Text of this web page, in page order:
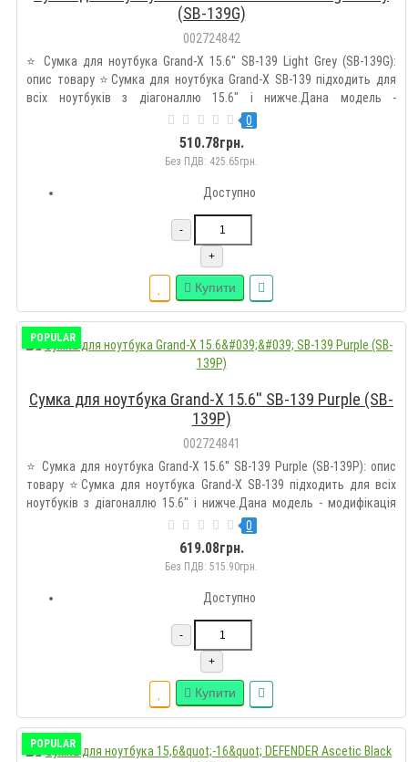
(SB-139G)
002724842
⭐ Сумка для ноутбука Grand-X 15.6'' SB-139 Light Grey (SB-139G):
опис товару ⭐Сумка для ноутбука Grand-X SB-139 підходить для
всіх ноутбуків з діагоналлю 15.6" і нижче.Дана модель -
модифікація популярної сумки SB-129 для тих, хто втомився від
сумок чорного кольору і тактильних відчуттів сумок з ней..
0
510.78грн.
Без ПДВ: 425.65грн.
Доступно
-
+
Купити
POPULAR
Сумка для ноутбука Grand-X 15.6'' SB-139 Purple (SB-
139P)
002724841
⭐ Сумка для ноутбука Grand-X 15.6'' SB-139 Purple (SB-139P): опис
товару ⭐Сумка для ноутбука Grand-X SB-139 підходить для всіх
ноутбуків з діагоналлю 15.6" і нижче.Дана модель - модифікація
популярної сумки SB-129 для тих, хто втомився від сумок чорного
кольору і тактильних відчуттів сумок з нейлону..
0
619.08грн.
Без ПДВ: 515.90грн.
Доступно
-
+
Купити
POPULAR